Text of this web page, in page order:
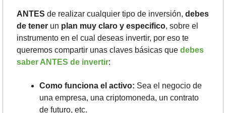
ANTES de realizar cualquier tipo de inversión, debes
de tener un plan muy claro y especifico, sobre el
instrumento en el cual deseas invertir, por eso te
queremos compartir unas claves básicas que debes
saber ANTES de invertir:
Como funciona el activo: Sea el negocio de
una empresa, una criptomoneda, un contrato
de futuro, etc.